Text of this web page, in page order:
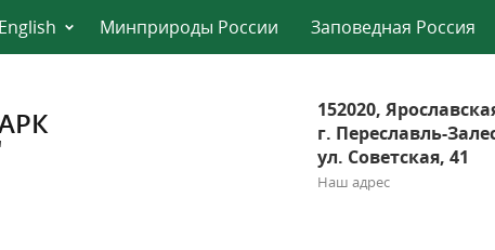
English Минприроды России Заповедная Россия
152020,
г. Переславль-
ул. Советская, 41
Наш адрес